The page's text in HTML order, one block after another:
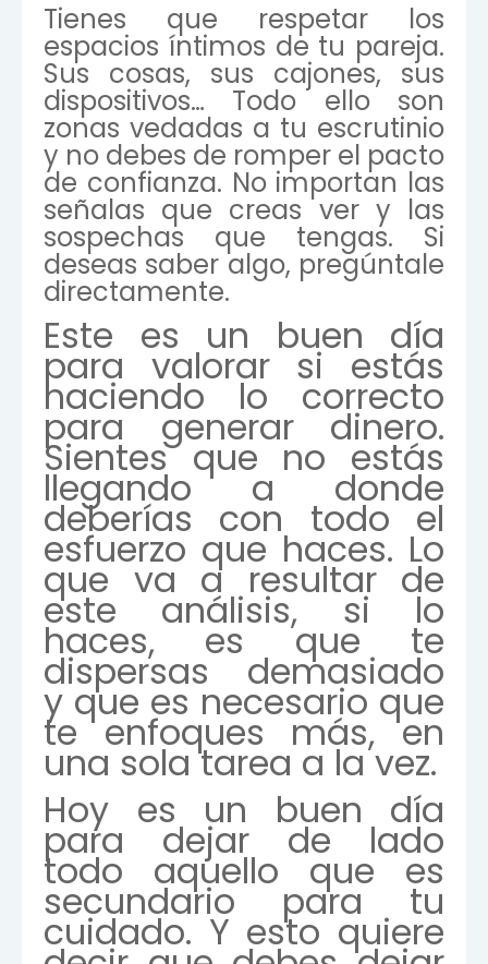
Tienes que respetar los
espacios íntimos de tu pareja.
Sus cosas, sus cajones, sus
dispositivos… Todo ello son
zonas vedadas a tu escrutinio
y no debes de romper el pacto
de confianza. No importan las
señalas que creas ver y las
sospechas que tengas. Si
deseas saber algo, pregúntale
directamente.
Este es un buen día
para valorar si estás
haciendo lo correcto
para generar dinero.
Sientes que no estás
llegando a donde
deberías con todo el
esfuerzo que haces. Lo
que va a resultar de
este análisis, si lo
haces, es que te
dispersas demasiado
y que es necesario que
te enfoques más, en
una sola tarea a la vez.
Hoy es un buen día
para dejar de lado
todo aquello que es
secundario para tu
cuidado. Y esto quiere